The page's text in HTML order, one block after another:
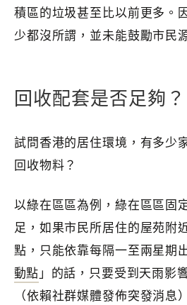
積區的垃圾甚至比以前更多。
少都沒所謂，並未能鼓勵市民
回收配套是否足夠？
試問香港的居住環境，有多少
回收物料？
以綠在區區為例，綠在區區固
足，如果市民所居住的屋苑附
點，只能依靠每隔一至兩星期
動點」的話，只要受到天雨影
（依賴社群媒體發佈突發消息